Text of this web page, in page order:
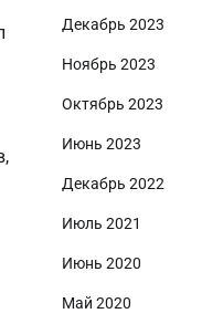
Декабрь 2023
Ноябрь 2023
Октябрь 2023
Июнь 2023
Декабрь 2022
Июль 2021
Июнь 2020
Май 2020